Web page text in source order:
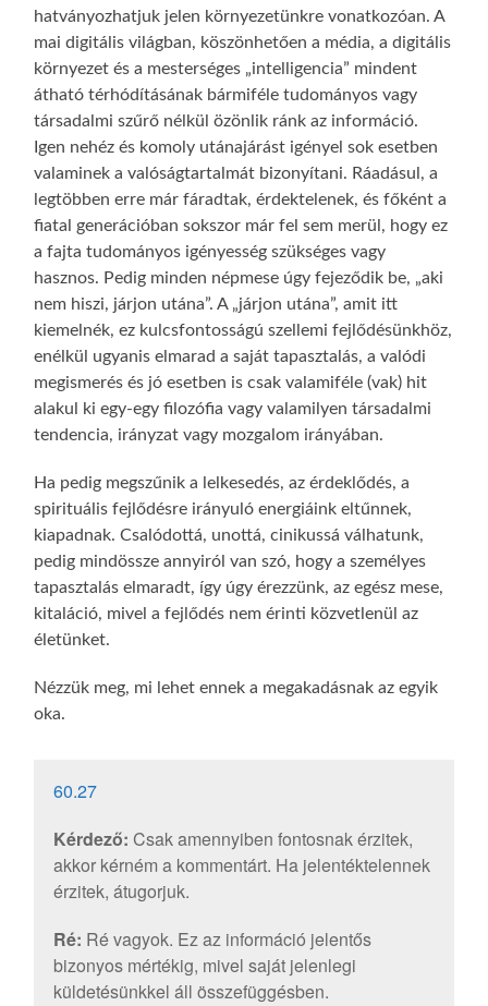
hatványozhatjuk jelen környezetünkre vonatkozóan. A
mai digitális világban, köszönhetően a média, a digitális
környezet és a mesterséges „intelligencia” mindent
átható térhódításának bármiféle tudományos vagy
társadalmi szűrő nélkül özönlik ránk az információ.
Igen nehéz és komoly utánajárást igényel sok esetben
valaminek a valóságtartalmát bizonyítani. Ráadásul, a
legtöbben erre már fáradtak, érdektelenek, és főként a
fiatal generációban sokszor már fel sem merül, hogy ez
a fajta tudományos igényesség szükséges vagy
hasznos. Pedig minden népmese úgy fejeződik be, „aki
nem hiszi, járjon utána”. A „járjon utána”, amit itt
kiemelnék, ez kulcsfontosságú szellemi fejlődésünkhöz,
enélkül ugyanis elmarad a saját tapasztalás, a valódi
megismerés és jó esetben is csak valamiféle (vak) hit
alakul ki egy-egy filozófia vagy valamilyen társadalmi
tendencia, irányzat vagy mozgalom irányában.
Ha pedig megszűnik a lelkesedés, az érdeklődés, a
spirituális fejlődésre irányuló energiáink eltűnnek,
kiapadnak. Csalódottá, unottá, cinikussá válhatunk,
pedig mindössze annyiról van szó, hogy a személyes
tapasztalás elmaradt, így úgy érezzünk, az egész mese,
kitaláció, mivel a fejlődés nem érinti közvetlenül az
életünket.
Nézzük meg, mi lehet ennek a megakadásnak az egyik
oka.
60.27
Kérdező: Csak amennyiben fontosnak érzitek,
akkor kérném a kommentárt. Ha jelentéktelennek
érzitek, átugorjuk.
Ré: Ré vagyok. Ez az információ jelentős
bizonyos mértékig, mivel saját jelenlegi
küldetésünkkel áll összefüggésben.